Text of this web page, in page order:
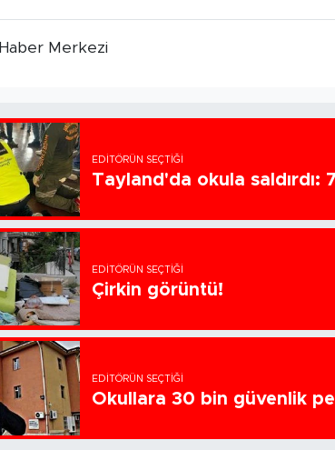
Haber Merkezi
EDITÖRÜN SEÇTIĞI
Tayland'da okula saldırdı:
EDITÖRÜN SEÇTIĞI
Çirkin görüntü!
EDITÖRÜN SEÇTIĞI
Okullara 30 bin güvenlik